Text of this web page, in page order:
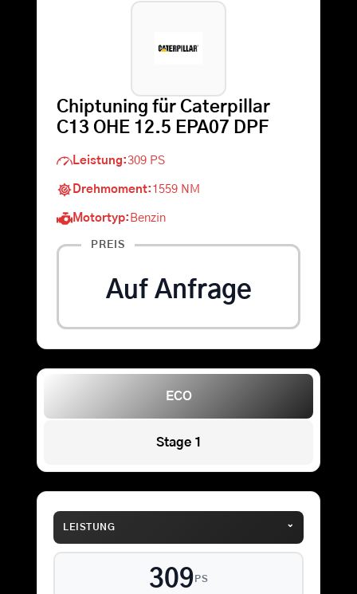
Warenkorb
Chiptuning für Caterpillar
C13 OHE 12.5 EPA07 DPF
Leistung:309 PS
Drehmoment: 1559 NM
Motortyp: Benzin
PREIS
Auf Anfrage
ECO
Stage 1
LEISTUNG ⌄
309 PS